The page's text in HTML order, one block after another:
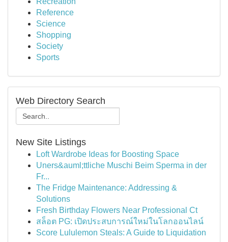
Reference
Science
Shopping
Society
Sports
Web Directory Search
New Site Listings
Loft Wardrobe Ideas for Boosting Space
Uners&auml;ttliche Muschi Beim Sperma in der
Fr...
The Fridge Maintenance: Addressing &
Solutions
Fresh Birthday Flowers Near Professional Ct
สล็อต PG: เปิดประสบการณ์ใหม่ในโลกออนไลน์
Score Lululemon Steals: A Guide to Liquidation